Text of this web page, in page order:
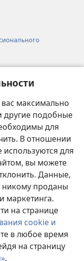
максимально
подобные
для
В отношении
для
вы можете
Данные,
никому проданы
маркетинга.
на странице
cookie и
в любое время
на страницу
.
башни
Society of Pennsylvania.
ПОЛИТИКА